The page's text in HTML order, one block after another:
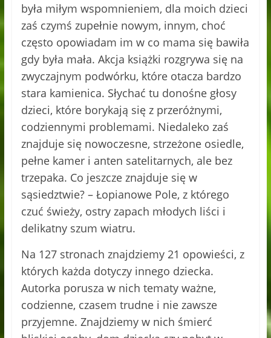
była miłym wspomnieniem, dla moich dzieci
zaś czymś zupełnie nowym, innym, choć
często opowiadam im w co mama się bawiła
gdy była mała. Akcja książki rozgrywa się na
zwyczajnym podwórku, które otacza bardzo
stara kamienica. Słychać tu donośne głosy
dzieci, które borykają się z przeróżnymi,
codziennymi problemami. Niedaleko zaś
znajduje się nowoczesne, strzeżone osiedle,
pełne kamer i anten satelitarnych, ale bez
trzepaka. Co jeszcze znajduje się w
sąsiedztwie? – Łopianowe Pole, z którego
czuć świeży, ostry zapach młodych liści i
delikatny szum wiatru.
Na 127 stronach znajdziemy 21 opowieści, z
których każda dotyczy innego dziecka.
Autorka porusza w nich tematy ważne,
codzienne, czasem trudne i nie zawsze
przyjemne. Znajdziemy w nich śmierć